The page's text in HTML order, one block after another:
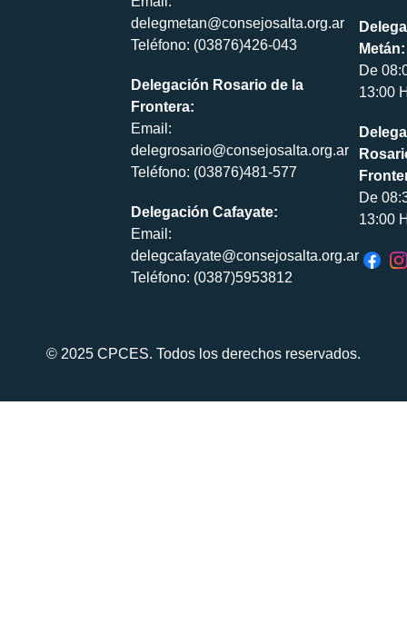
delegmetan@consejosalta.org.ar
Teléfono: (03876)426-043
Delegación Rosario de la
Frontera:
Email:
delegrosario@consejosalta.org.ar
Teléfono: (03876)481-577
Delegación Cafayate:
Email:
delegcafayate@consejosalta.org.ar
Teléfono: (0387)5953812
Metán:
De
13:00
De
13:00
© 2025 CPCES. Todos los derechos reservados.